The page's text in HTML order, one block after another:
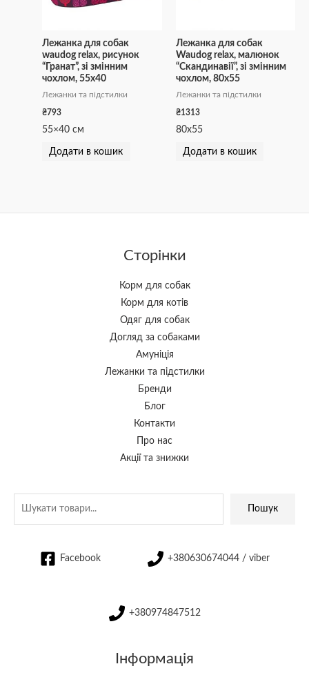
Лежанка для собак
waudog relax, рисунок
“Гранат”, зі змінним
чохлом, 55х40
Лежанки та підстилки
₴793
55×40 см
Додати в кошик
Лежанка для собак
Waudog relax, малюнок
“Скандинавії”, зі змінним
чохлом, 80х55
Лежанки та підстилки
₴1313
80х55
Додати в кошик
Сторінки
Корм для собак
Корм для котів
Одяг для собак
Догляд за собаками
Амуніція
Лежанки та підстилки
Бренди
Блог
Контакти
Про нас
Акції та знижки
Пошук
Facebook +380630674044 / viber
+380974847512
Інформація